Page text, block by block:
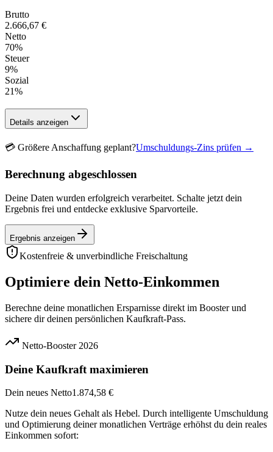
Brutto
2.666,67 €
Netto
70%
Steuer
9%
Sozial
21%
Details anzeigen
💳 Größere Anschaffung geplant?Umschuldungs-Zins prüfen →
Berechnung abgeschlossen
Deine Daten wurden erfolgreich verarbeitet. Schalte jetzt dein
Ergebnis frei und entdecke exklusive Sparvorteile.
Ergebnis anzeigen
Kostenfreie & unverbindliche Freischaltung
Optimiere dein Netto-Einkommen
Berechne deine monatlichen Ersparnisse direkt im Booster und
sichere dir deinen persönlichen Kaufkraft-Pass.
Netto-Booster 2026
Deine Kaufkraft maximieren
Dein neues Netto1.874,58 €
Nutze dein neues Gehalt als Hebel. Durch intelligente Umschuldung
und Optimierung deiner monatlichen Verträge erhöhst du dein reales
Einkommen sofort: